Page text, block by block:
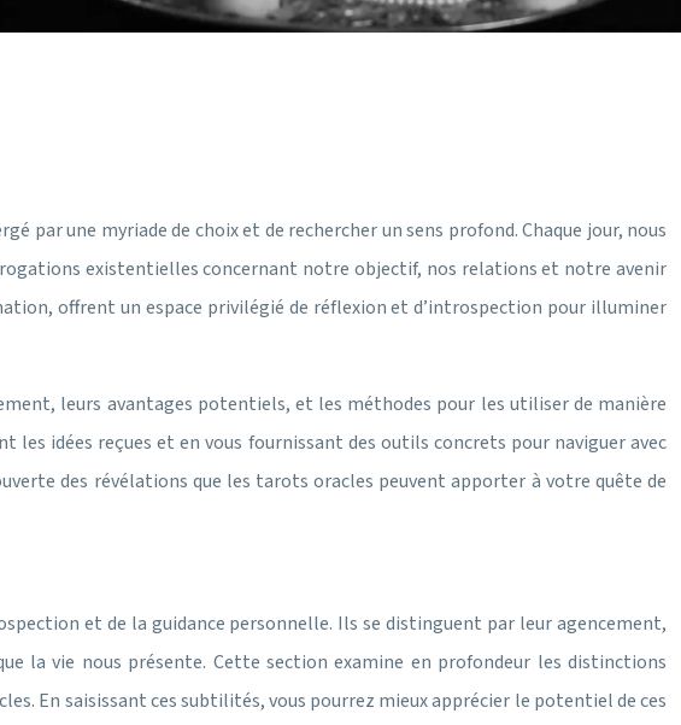
par une myriade de choix et de rechercher un sens profond. Chaque jour, nous
existentielles concernant notre objectif, nos relations et notre avenir
offrent un espace privilégié de réflexion et d’introspection pour illuminer
leurs avantages potentiels, et les méthodes pour les utiliser de manière
idées reçues et en vous fournissant des outils concrets pour naviguer avec
des révélations que les tarots oracles peuvent apporter à votre quête de
et de la guidance personnelle. Ils se distinguent par leur agencement,
la vie nous présente. Cette section examine en profondeur les distinctions
En saisissant ces subtilités, vous pourrez mieux apprécier le potentiel de ces